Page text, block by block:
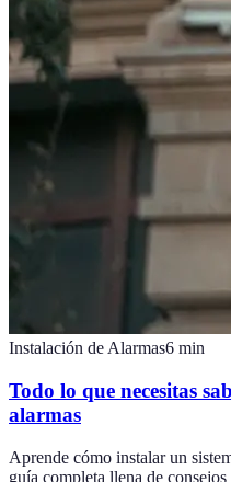
Instalación de Alarmas6 min
Todo lo que necesitas
alarmas
Aprende cómo instalar un
guía completa llena de